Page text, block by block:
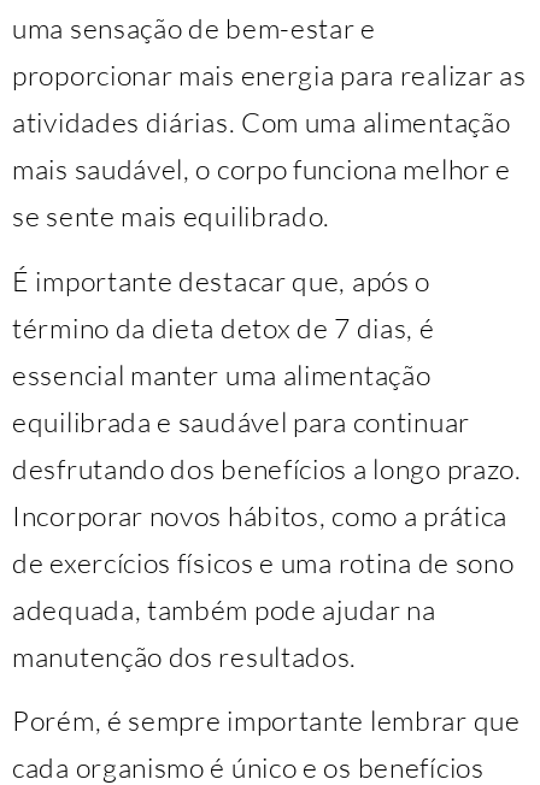
uma sensação de bem-estar e
proporcionar mais energia para realizar as
atividades diárias. Com uma alimentação
mais saudável, o corpo funciona melhor e
se sente mais equilibrado.
É importante destacar que, após o
término da dieta detox de 7 dias, é
essencial manter uma alimentação
equilibrada e saudável para continuar
desfrutando dos benefícios a longo prazo.
Incorporar novos hábitos, como a prática
de exercícios físicos e uma rotina de sono
adequada, também pode ajudar na
manutenção dos resultados.
Porém, é sempre importante lembrar que
cada organismo é único e os benefícios